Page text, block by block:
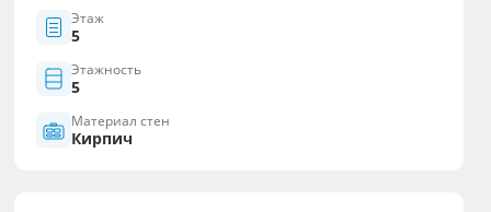
Этаж
5
Этажность
5
Материал стен
Кирпич